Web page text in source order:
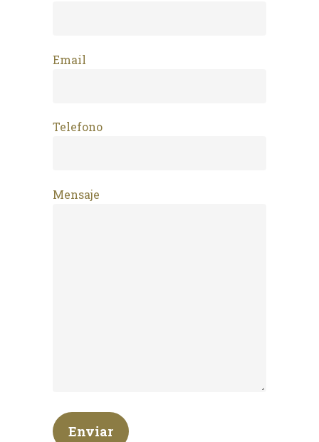
Email
Telefono
Mensaje